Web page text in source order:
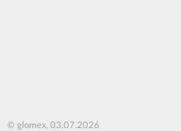
© glomex, 03.07.2026